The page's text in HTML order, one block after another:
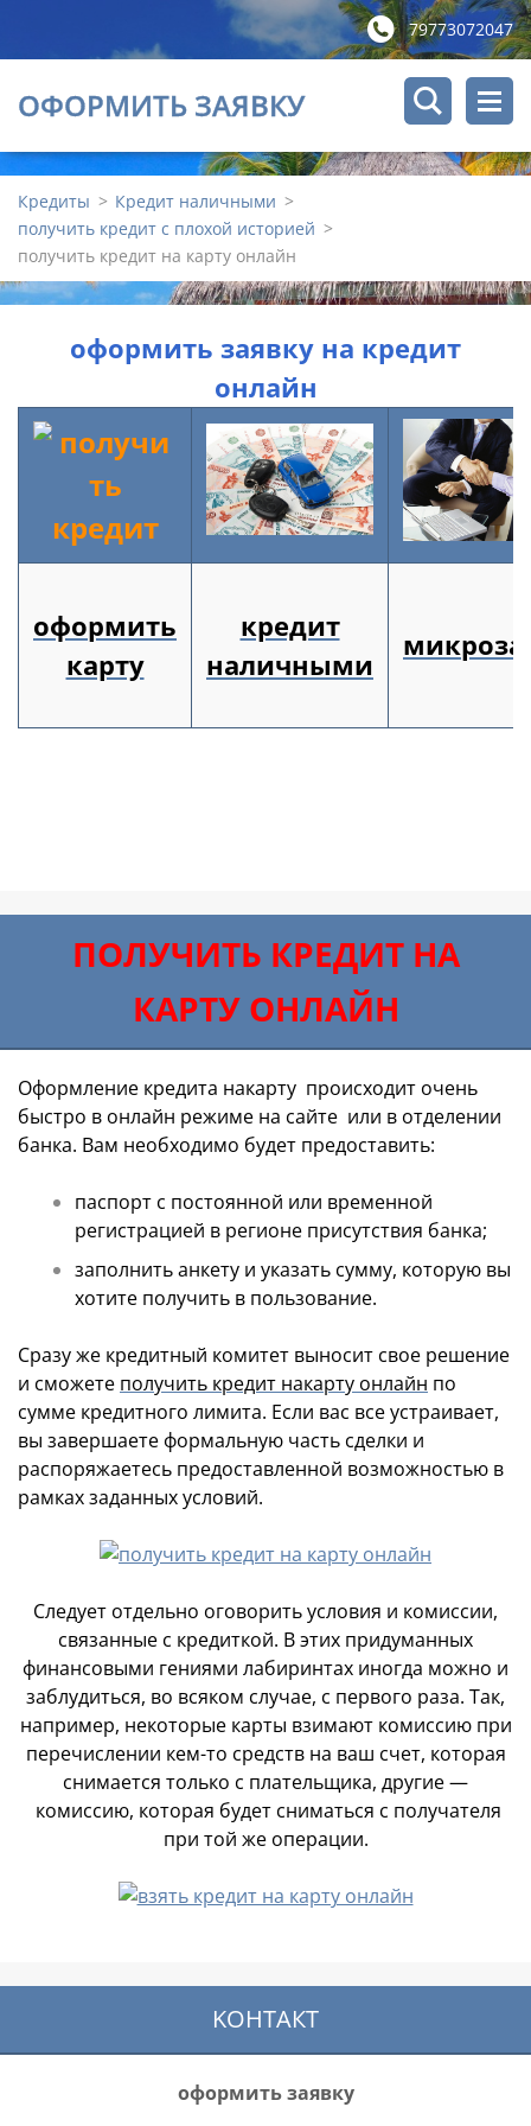
79773072047
ОФОРМИТЬ ЗАЯВКУ
Кредиты > Кредит наличными >
получить кредит с плохой историей >
получить кредит на карту онлайн
оформить заявку на кредит
онлайн
оформить
карту
кредит
наличными
ПОЛУЧИТЬ КРЕДИТ НА
КАРТУ ОНЛАЙН
Оформление кредита накарту происходит очень
быстро в онлайн режиме на сайте или в отделении
банка. Вам необходимо будет предоставить:
паспорт с постоянной или временной
регистрацией в регионе присутствия банка;
заполнить анкету и указать сумму, которую вы
хотите получить в пользование.
Сразу же кредитный комитет выносит свое решение
и сможете получить кредит накарту онлайн по
сумме кредитного лимита. Если вас все устраивает,
вы завершаете формальную часть сделки и
распоряжаетесь предоставленной возможностью в
рамках заданных условий.
Следует отдельно оговорить условия и комиссии,
связанные с кредиткой. В этих придуманных
финансовыми гениями лабиринтах иногда можно и
заблудиться, во всяком случае, с первого раза. Так,
например, некоторые карты взимают комиссию при
перечислении кем-то средств на ваш счет, которая
снимается только с плательщика, другие —
комиссию, которая будет сниматься с получателя
при той же операции.
KOНТАКТ
оформить заявку